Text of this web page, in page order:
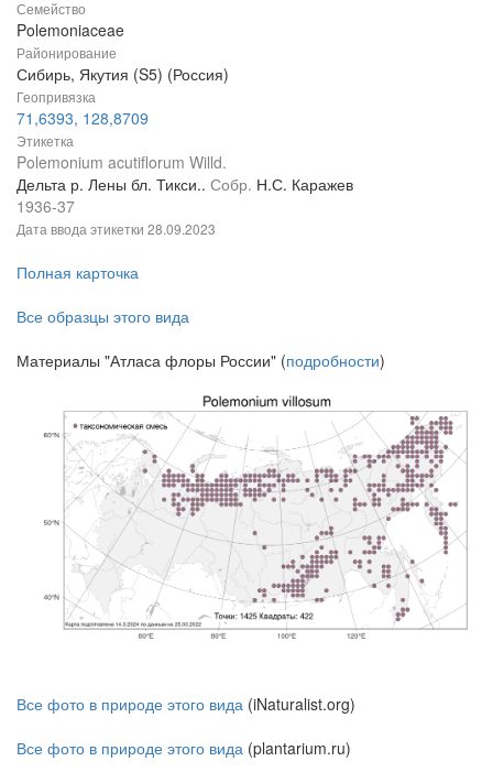
Семейство
Polemoniaceae
Районирование
Сибирь, Якутия (S5) (Россия)
Геопривязка
71,6393, 128,8709
Этикетка
Polemonium acutiflorum Willd.
Дельта р. Лены бл. Тикси.. Собр. Н.С. Каражев
1936-37
Дата ввода этикетки 28.09.2023
Полная карточка
Все образцы этого вида
Материалы "Атласа флоры России" (подробности)
Все фото в природе этого вида (iNaturalist.org)
Все фото в природе этого вида (plantarium.ru)